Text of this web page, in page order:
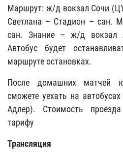
Маршрут: ж/д вокзал Сочи
Светлана – Стадион – сан.
сан. Знание – ж/д
Автобус будет
маршруте остановках.
После домашних матчей
сможете уехать на
Адлер). Стоимость
тарифу
Трансляция